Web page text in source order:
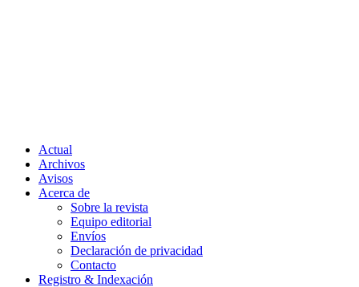
Actual
Archivos
Avisos
Acerca de
Sobre la revista
Equipo editorial
Envíos
Declaración de privacidad
Contacto
Registro & Indexación